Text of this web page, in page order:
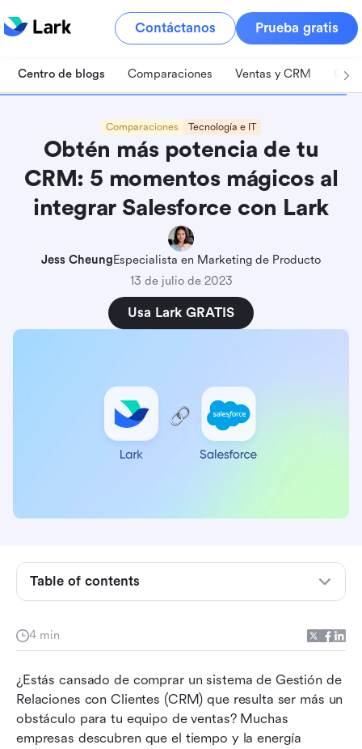
Contáctanos Prueba gratis
Centro de blogs Comparaciones Ventas y CRM
Comparaciones Tecnología e IT
Obtén más potencia de tu
CRM: 5 momentos mágicos al
integrar Salesforce con Lark
Jess CheungEspecialista en Marketing de Producto
13 de julio de 2023
Usa Lark GRATIS
4 min
¿Estás cansado de comprar un sistema de Gestión de
Relaciones con Clientes (CRM) que resulta ser más un
obstáculo para tu equipo de ventas? Muchas
empresas descubren que el tiempo y la energía
Table of contents
Estoy listo para ver la magia. ¿Me cuentas más?
1. Comprende el rendimiento de ventas al
2. Mantente al tanto del progreso de las ventas
3. Localice la información del cliente con un
solo clic
4. Siempre puntual para las visitas a clientes